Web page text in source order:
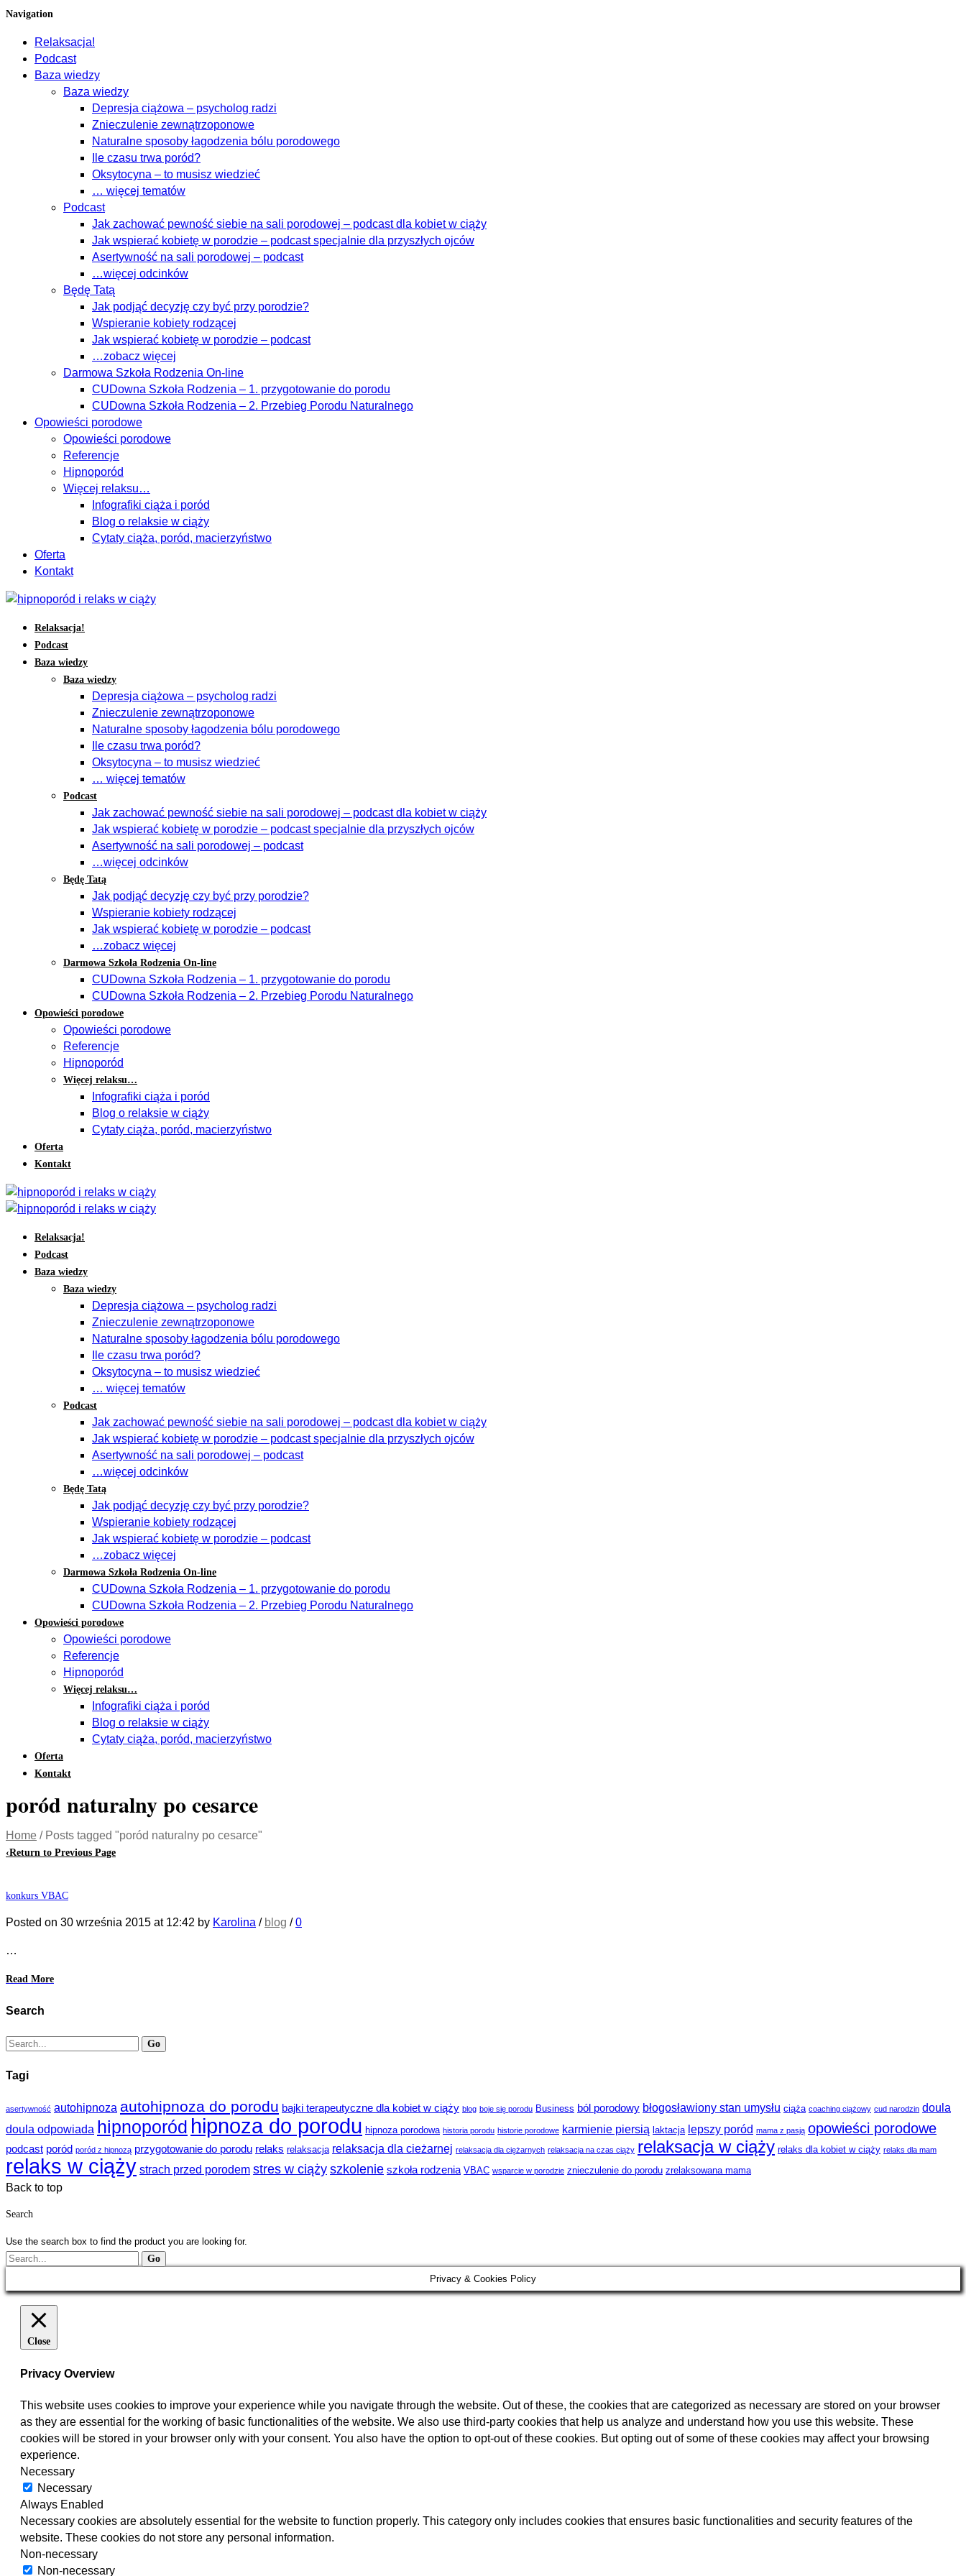
Navigation
Relaksacja!
Podcast
Baza wiedzy
Baza wiedzy
Depresja ciążowa – psycholog radzi
Znieczulenie zewnątrzoponowe
Naturalne sposoby łagodzenia bólu porodowego
Ile czasu trwa poród?
Oksytocyna – to musisz wiedzieć
… więcej tematów
Podcast
Jak zachować pewność siebie na sali porodowej – podcast dla kobiet w ciąży
Jak wspierać kobietę w porodzie – podcast specjalnie dla przyszłych ojców
Asertywność na sali porodowej – podcast
…więcej odcinków
Będę Tatą
Jak podjąć decyzję czy być przy porodzie?
Wspieranie kobiety rodzącej
Jak wspierać kobietę w porodzie – podcast
…zobacz więcej
Darmowa Szkoła Rodzenia On-line
CUDowna Szkoła Rodzenia – 1. przygotowanie do porodu
CUDowna Szkoła Rodzenia – 2. Przebieg Porodu Naturalnego
Opowieści porodowe
Opowieści porodowe
Referencje
Hipnoporód
Więcej relaksu…
Infografiki ciąża i poród
Blog o relaksie w ciąży
Cytaty ciąża, poród, macierzyństwo
Oferta
Kontakt
Relaksacja!
Podcast
Baza wiedzy
Baza wiedzy
Depresja ciążowa – psycholog radzi
Znieczulenie zewnątrzoponowe
Naturalne sposoby łagodzenia bólu porodowego
Ile czasu trwa poród?
Oksytocyna – to musisz wiedzieć
… więcej tematów
Podcast
Jak zachować pewność siebie na sali porodowej – podcast dla kobiet w ciąży
Jak wspierać kobietę w porodzie – podcast specjalnie dla przyszłych ojców
Asertywność na sali porodowej – podcast
…więcej odcinków
Będę Tatą
Jak podjąć decyzję czy być przy porodzie?
Wspieranie kobiety rodzącej
Jak wspierać kobietę w porodzie – podcast
…zobacz więcej
Darmowa Szkoła Rodzenia On-line
CUDowna Szkoła Rodzenia – 1. przygotowanie do porodu
CUDowna Szkoła Rodzenia – 2. Przebieg Porodu Naturalnego
Opowieści porodowe
Opowieści porodowe
Referencje
Hipnoporód
Więcej relaksu…
Infografiki ciąża i poród
Blog o relaksie w ciąży
Cytaty ciąża, poród, macierzyństwo
Oferta
Kontakt
Relaksacja!
Podcast
Baza wiedzy
Baza wiedzy
Depresja ciążowa – psycholog radzi
Znieczulenie zewnątrzoponowe
Naturalne sposoby łagodzenia bólu porodowego
Ile czasu trwa poród?
Oksytocyna – to musisz wiedzieć
… więcej tematów
Podcast
Jak zachować pewność siebie na sali porodowej – podcast dla kobiet w ciąży
Jak wspierać kobietę w porodzie – podcast specjalnie dla przyszłych ojców
Asertywność na sali porodowej – podcast
…więcej odcinków
Będę Tatą
Jak podjąć decyzję czy być przy porodzie?
Wspieranie kobiety rodzącej
Jak wspierać kobietę w porodzie – podcast
…zobacz więcej
Darmowa Szkoła Rodzenia On-line
CUDowna Szkoła Rodzenia – 1. przygotowanie do porodu
CUDowna Szkoła Rodzenia – 2. Przebieg Porodu Naturalnego
Opowieści porodowe
Opowieści porodowe
Referencje
Hipnoporód
Więcej relaksu…
Infografiki ciąża i poród
Blog o relaksie w ciąży
Cytaty ciąża, poród, macierzyństwo
Oferta
Kontakt
poród naturalny po cesarce
Home / Posts tagged "poród naturalny po cesarce"
‹Return to Previous Page
konkurs VBAC
Posted on 30 września 2015 at 12:42 by Karolina / blog /0
…
Read More
Search
Tagi
asertywność autohipnoza autohipnoza do porodu bajki terapeutyczne dla kobiet w ciąży blog boje się porodu Business ból porodowy błogosławiony stan umysłu ciąża coaching ciążowy cud narodzin doula
doula odpowiada hipnoporód hipnoza do porodu hipnoza porodowa historia porodu historie porodowe karmienie piersią laktacja lepszy poród mama z pasją opowieści porodowe
podcast poród poród z hipnozą przygotowanie do porodu relaks relaksacja relaksacja dla cieżarnej relaksacja dla ciężarnych relaksacja na czas ciąży relaksacja w ciąży relaks dla kobiet w ciąży relaks dla mam
relaks w ciąży strach przed porodem stres w ciąży szkolenie szkoła rodzenia VBAC wsparcie w porodzie znieczulenie do porodu zrelaksowana mama
Back to top
Search
Use the search box to find the product you are looking for.
Privacy & Cookies Policy
Close
Privacy Overview
This website uses cookies to improve your experience while you navigate through the website. Out of these, the cookies that are categorized as necessary are stored on your browser
as they are essential for the working of basic functionalities of the website. We also use third-party cookies that help us analyze and understand how you use this website. These
cookies will be stored in your browser only with your consent. You also have the option to opt-out of these cookies. But opting out of some of these cookies may affect your browsing
experience.
Necessary
Necessary
Always Enabled
Necessary cookies are absolutely essential for the website to function properly. This category only includes cookies that ensures basic functionalities and security features of the
website. These cookies do not store any personal information.
Non-necessary
Non-necessary